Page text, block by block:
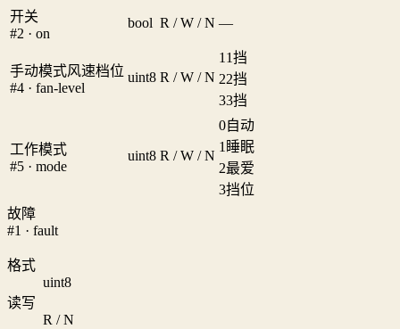
开关
#2 · on
bool R / W / N —
手动模式风速档位
#4 · fan-level
uint8 R / W / N
1 1挡
22挡
33挡
工作模式
#5 · mode
uint8 R / W / N
0自动
1 睡眠
2最爱
3挡位
故障
#1 · fault
格式
uint8
读写
R / N